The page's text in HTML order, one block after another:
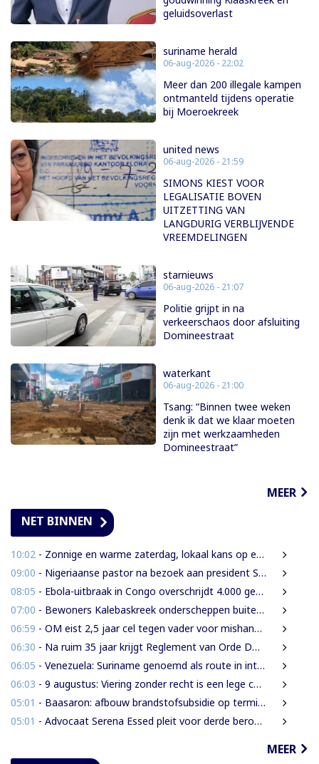
geluidsoverlast
suriname herald
06-aug-2026 - 22:02
Meer dan 200 illegale kampen
ontmanteld tijdens operatie
bij Moeroekreek
united news
06-aug-2026 - 21:59
SIMONS KIEST VOOR
LEGALISATIE BOVEN
UITZETTING VAN
LANGDURIG VERBLIJVENDE
VREEMDELINGEN
starnieuws
06-aug-2026 - 21:07
Politie grijpt in na
verkeerschaos door afsluiting
Domineestraat
waterkant
06-aug-2026 - 21:00
Tsang: “Binnen twee weken
denk ik dat we klaar moeten
zijn met werkzaamheden
Domineestraat”
MEER
NET BINNEN
10:02 - Zonnige en warme zaterdag, lokaal kans op een bui
09:00 - Nigeriaanse pastor na bezoek aan president Simons: ‘Toename van rijkdom in Suriname’
08:05 - Ebola-uitbraak in Congo overschrijdt 4.000 gevallen
07:00 - Bewoners Kalebaskreek onderscheppen buitenlanders met illegaal geweer en communicatieapparatuur
06:59 - OM eist 2,5 jaar cel tegen vader voor mishandeling en verwaarlozing van gezin
06:30 - Na ruim 35 jaar krijgt Reglement van Orde DNA grondige herziening
06:05 - Venezuela: Suriname genoemd als route in internationale cocaïnesmokkel naar Europa
06:03 - 9 augustus: Viering zonder recht is een lege ceremonie
05:01 - Baasaron: afbouw brandstofsubsidie op termijn onvermijdelijk
05:01 - Advocaat Serena Essed pleit voor derde beroepsinstantie onder gezag van CCJ
MEER